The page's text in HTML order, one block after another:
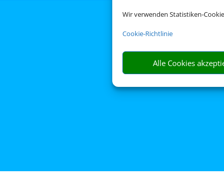
Wir verwenden Statistiken-
Cookie-Richtlinie
Alle Cookies